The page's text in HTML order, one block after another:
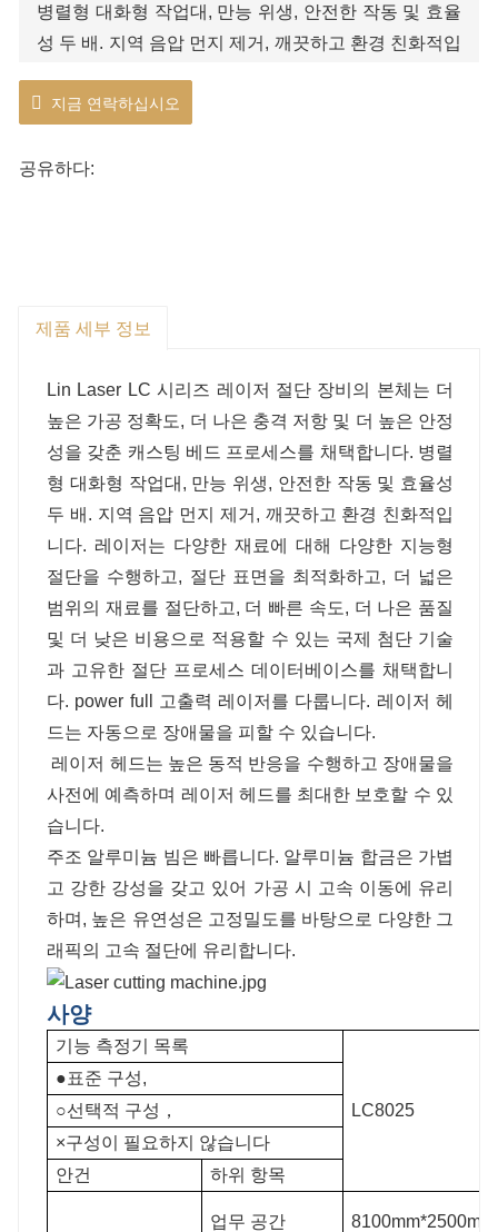
병렬형 대화형 작업대, 만능 위생, 안전한 작동 및 효율
성 두 배. 지역 음압 먼지 제거, 깨끗하고 환경 친화적입
지금 연락하십시오
공유하다:
제품 세부 정보
Lin Laser LC 시리즈 레이저 절단 장비의 본체는 더
높은 가공 정확도, 더 나은 충격 저항 및 더 높은 안정
성을 갖춘 캐스팅 베드 프로세스를 채택합니다. 병렬
형 대화형 작업대, 만능 위생, 안전한 작동 및 효율성
두 배. 지역 음압 먼지 제거, 깨끗하고 환경 친화적입
니다. 레이저는 다양한 재료에 대해 다양한 지능형
절단을 수행하고, 절단 표면을 최적화하고, 더 넓은
범위의 재료를 절단하고, 더 빠른 속도, 더 나은 품질
및 더 낮은 비용으로 적용할 수 있는 국제 첨단 기술
과 고유한 절단 프로세스 데이터베이스를 채택합니
다. power full 고출력 레이저를 다룹니다. 레이저 헤
드는 자동으로 장애물을 피할 수 있습니다.
레이저 헤드는 높은 동적 반응을 수행하고 장애물을
사전에 예측하며 레이저 헤드를 최대한 보호할 수 있
습니다.
주조 알루미늄 빔은 빠릅니다. 알루미늄 합금은 가볍
고 강한 강성을 갖고 있어 가공 시 고속 이동에 유리
하며, 높은 유연성은 고정밀도를 바탕으로 다양한 그
래픽의 고속 절단에 유리합니다.
사양
기능 측정기 목록
LC8025
●표준 구성,
○선택적 구성，
×구성이 필요하지 않습니다
안건
하위 항목
업무 공간 8100mm*2500mm